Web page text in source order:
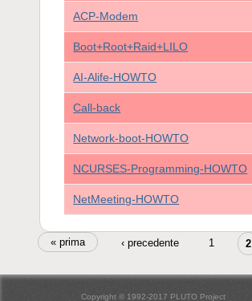
ACP-Modem
Boot+Root+Raid+LILO
AI-Alife-HOWTO
Call-back
Network-boot-HOWTO
NCURSES-Programming-HOWTO
NetMeeting-HOWTO
Pagine
« prima ‹ precedente 1 2
Copyright © 1992-2017 PLUTO Project